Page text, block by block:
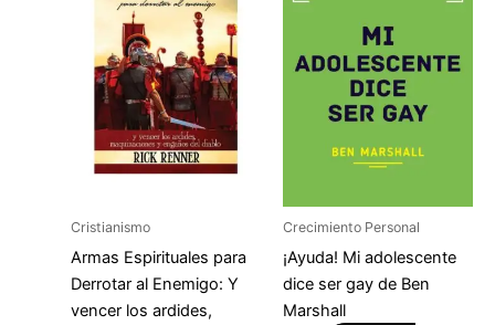
Cristianismo
Armas Espirituales para
Derrotar al Enemigo: Y
vencer los ardides,
Crecimiento Personal
¡Ayuda! Mi adolescente
dice ser gay de Ben
Marshall